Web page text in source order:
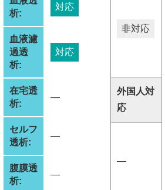
析:
対応
血液濾
過透
析:
対応
在宅透
析:
―
セルフ
透析:
―
腹膜透
析:
―
非対応
外国人対
応
―